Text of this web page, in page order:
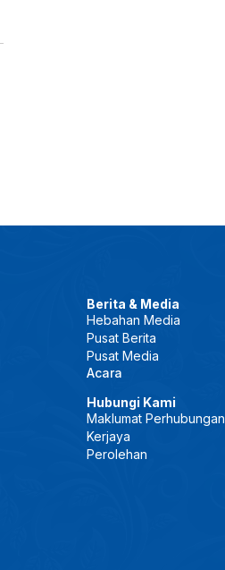
Berita & Media
Hebahan Media
Pusat Berita
Pusat Media
Acara
Hubungi Kami
Maklumat Perhubungan
Kerjaya
Perolehan